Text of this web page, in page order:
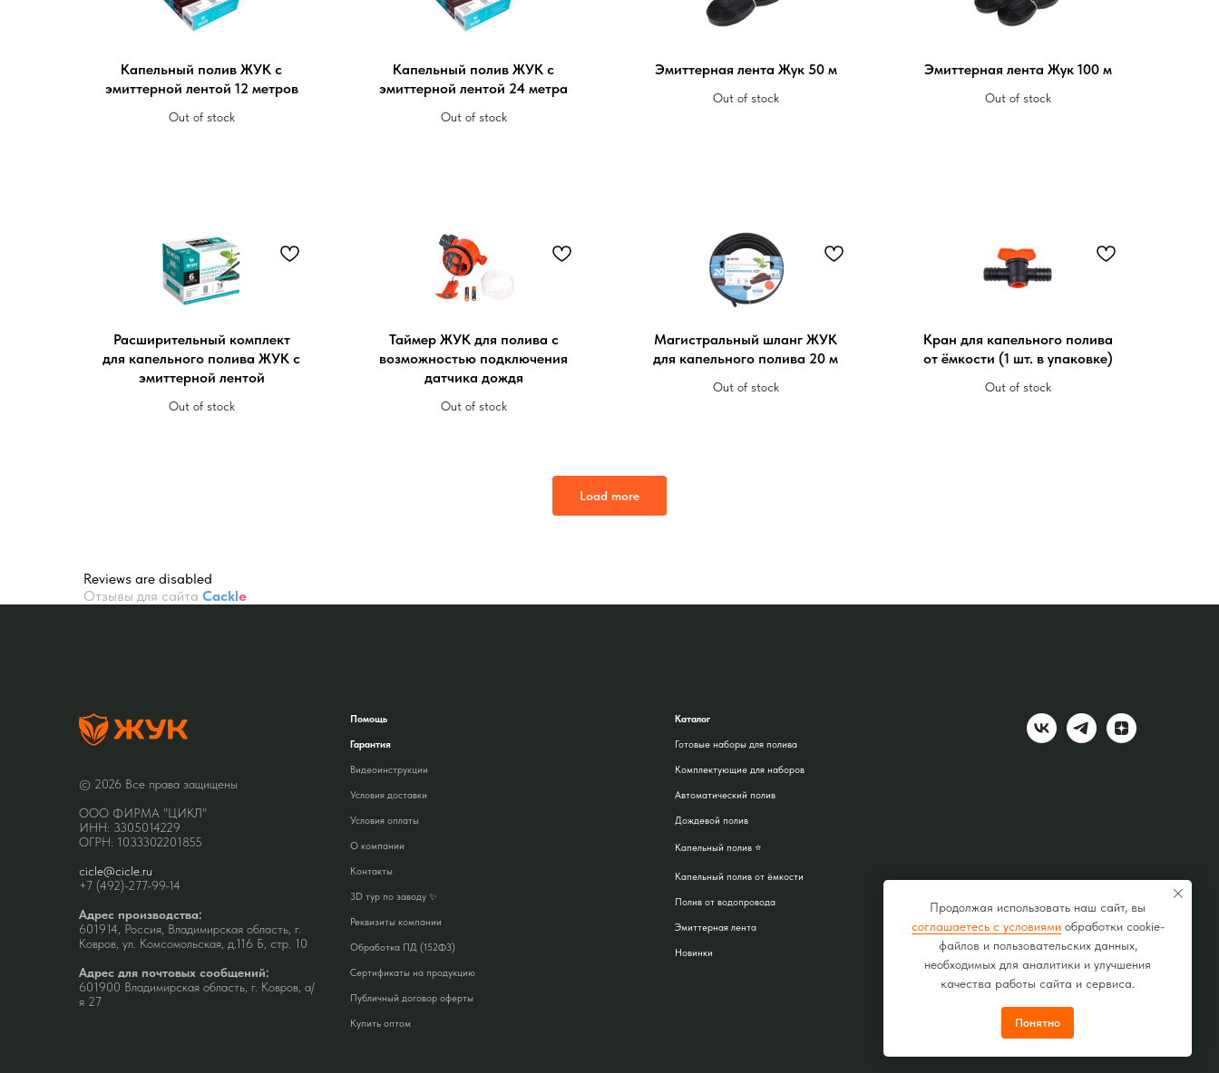
Капельный полив ЖУК с
эмиттерной лентой 12 метров
Out of stock
Капельный полив ЖУК с
эмиттерной лентой 24 метра
Out of stock
Эмиттерная лента Жук 50 м
Out of stock
Эмиттерная лента Жук 100 м
Out of stock
Расширительный комплект
для капельного полива ЖУК с
эмиттерной лентой
Out of stock
Таймер ЖУК для полива с
возможностью подключения
датчика дождя
Out of stock
Магистральный шланг ЖУК
для капельного полива 20 м
Out of stock
Кран для капельного полива
от ёмкости (1 шт. в упаковке)
Out of stock
Load more
Reviews are disabled
Отзывы для сайта Cackle
© 2026 Все права защищены
ООО ФИРМА "ЦИКЛ"
ИНН: 3305014229
ОГРН: 1033302201855
cicle@cicle.ru
+7 (492)-277-99-14
Адрес производства:
601914, Россия, Владимирская область, г.
Ковров, ул. Комсомольская, д.116 Б, стр. 10
Адрес для почтовых сообщений:
601900 Владимирская область, г. Ковров, а/
я 27
Помощь
Гарантия
Видеоинструкции
Условия доставки
Условия оплаты
О компании
Контакты
3D тур по заводу ✨
Реквизиты компании
Обработка ПД (152ФЗ)
Сертификаты на продукцию
Публичный договор оферты
Купить оптом
Каталог
Готовые наборы для полива
Комплектующие для наборов
Автоматический полив
Дождевой полив
Капельный полив ⭐
Капельный полив от ёмкости
Полив от водопровода
Эмиттерная лента
Новинки
Продолжая использовать наш сайт, вы
соглашаетесь с условиямиобработки cookie-
файлов и пользовательских данных,
необходимых для аналитики и улучшения
качества работы сайта и сервиса.
Понятно